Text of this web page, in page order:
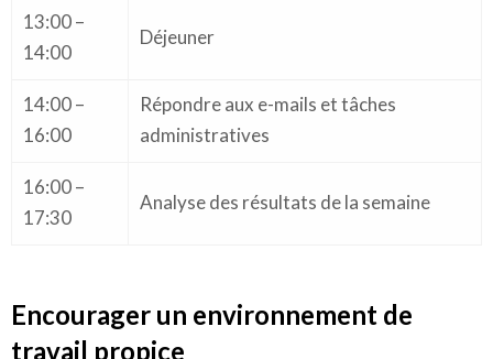
13:00 –
14:00
Déjeuner
14:00 –
16:00
Répondre aux e-mails et tâches
administratives
16:00 –
17:30
Analyse des résultats de la semaine
Encourager un environnement de
travail propice